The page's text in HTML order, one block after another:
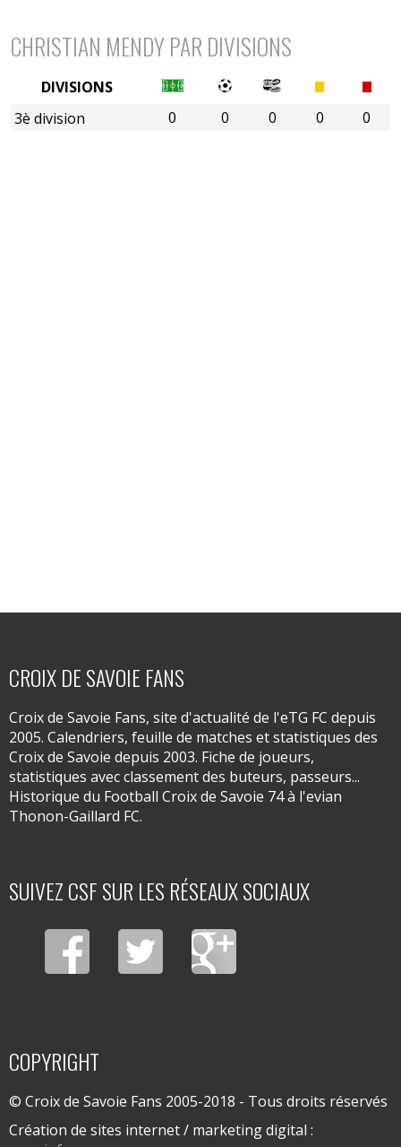
CHRISTIAN MENDY PAR DIVISIONS
0 0 0 0 0
DIVISIONS
3è division
CROIX DE SAVOIE FANS
Croix de Savoie Fans, site d'actualité de l'eTG FC depuis
2005. Calendriers, feuille de matches et statistiques des
Croix de Savoie depuis 2003. Fiche de joueurs,
statistiques avec classement des buteurs, passeurs...
Historique du Football Croix de Savoie 74 à l'evian
Thonon-Gaillard FC.
SUIVEZ CSF SUR LES RÉSEAUX SOCIAUX
COPYRIGHT
© Croix de Savoie Fans 2005-2018 - Tous droits réservés
Création de sites internet / marketing digital :